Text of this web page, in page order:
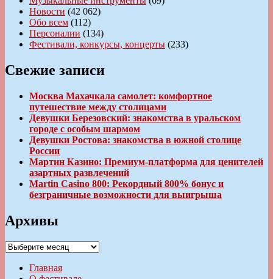
Новости (42 062)
Обо всем (112)
Персоналии (134)
Фестивали, конкурсы, концерты (233)
Свежие записи
Москва Махачкала самолет: комфортное
путешествие между столицами
Девушки Березовский: знакомства в уральском
городе с особым шармом
Девушки Ростова: знакомства в южной столице
России
Мартин Казино: Премиум-платформа для ценителей
азартных развлечений
Martin Casino 800: Рекордный 800% бонус и
безграничные возможности для выигрыша
Архивы
Архивы
Главная